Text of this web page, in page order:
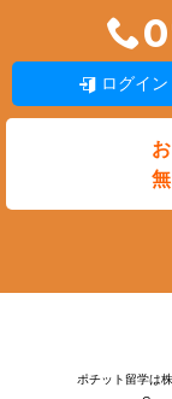
ログイン
ポチット留学は